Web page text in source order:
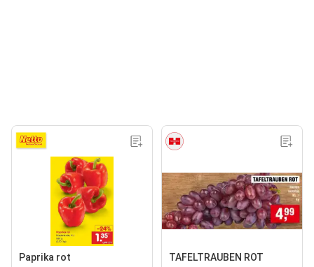
Paprika rot TAFELTRAUBEN ROT